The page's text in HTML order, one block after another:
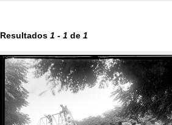
Resultados 1 - 1 de 1